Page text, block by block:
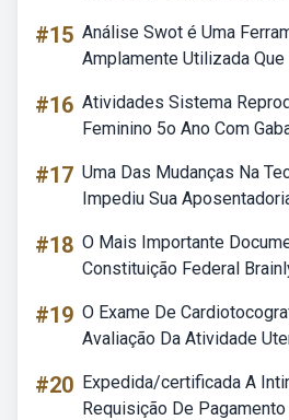
#15 Análise Swot é Uma
Amplamente Utilizada
#16 Atividades Sistema
Feminino 5o Ano Com
#17 Uma Das Mudanças Na
Impediu Sua
#18 O Mais Importante
Constituição Federal
#19 O Exame De
Avaliação Da Atividade
#20 Expedida/certificada A
Requisição De Pagamento